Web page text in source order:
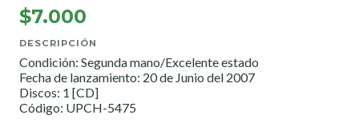
$7.000
DESCRIPCIÓN
Condición: Segunda mano/Excelente estado
Fecha de lanzamiento: 20 de Junio del 2007
Discos: 1 [CD]
Código: UPCH-5475